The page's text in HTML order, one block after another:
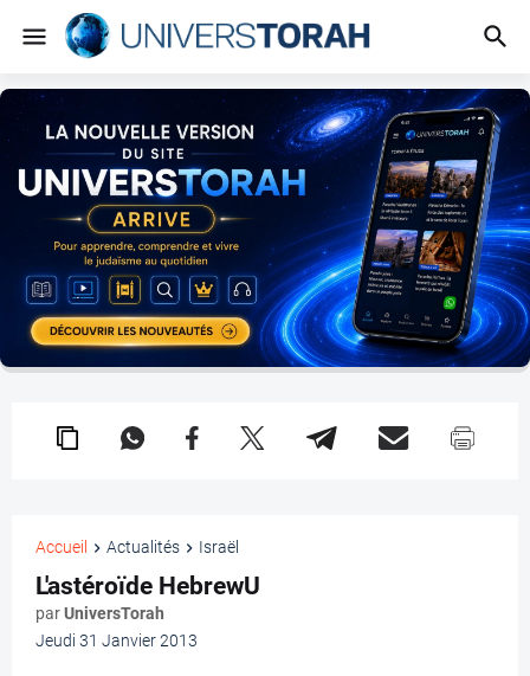
Accueil Actualités Israël
L'astéroïde HebrewU
parUniversTorah
Jeudi 31 Janvier 2013